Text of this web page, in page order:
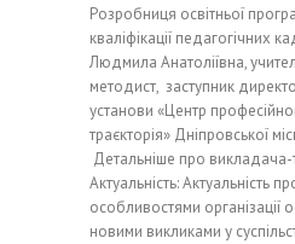
Розробниця освітньої
кваліфікації педагогічних
Людмила Анатоліївна,
методист, заступник
установи «Центр
траєкторія» Дніпровської
Детальніше про
Актуальність: Актуальність
особливостями організації
новими викликами у